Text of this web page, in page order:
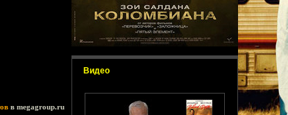
Видео
в megagroup.ru